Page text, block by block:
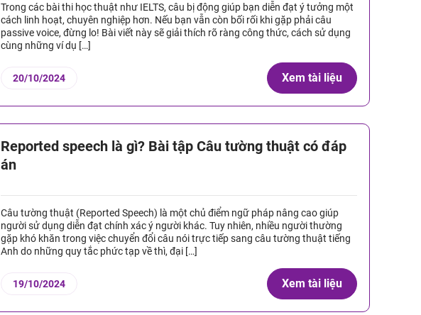
Trong các bài thi học thuật như IELTS, câu bị động giúp bạn diễn đạt ý tưởng một
cách linh hoạt, chuyên nghiệp hơn. Nếu bạn vẫn còn bối rối khi gặp phải câu
passive voice, đừng lo! Bài viết này sẽ giải thích rõ ràng công thức, cách sử dụng
cùng những ví dụ […]
20/10/2024 Xem tài liệu
Reported speech là gì? Bài tập Câu tường thuật có đáp
án
Câu tường thuật (Reported Speech) là một chủ điểm ngữ pháp nâng cao giúp
người sử dụng diễn đạt chính xác ý người khác. Tuy nhiên, nhiều người thường
gặp khó khăn trong việc chuyển đổi câu nói trực tiếp sang câu tường thuật tiếng
Anh do những quy tắc phức tạp về thì, đại […]
19/10/2024 Xem tài liệu